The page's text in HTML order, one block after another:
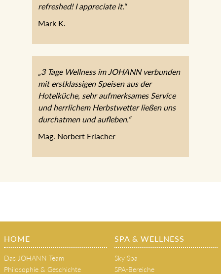
refreshed! I appreciate it.“
Mark K.
„3 Tage Wellness im JOHANN verbunden
mit erstklassigen Speisen aus der
Hotelküche, sehr aufmerksames Service
und herrlichem Herbstwetter ließen uns
durchatmen und aufleben.“
Mag. Norbert Erlacher
HOME
Das JOHANN Team
Philosophie & Geschichte
SPA & WELLNESS
Sky Spa
SPA-Bereiche